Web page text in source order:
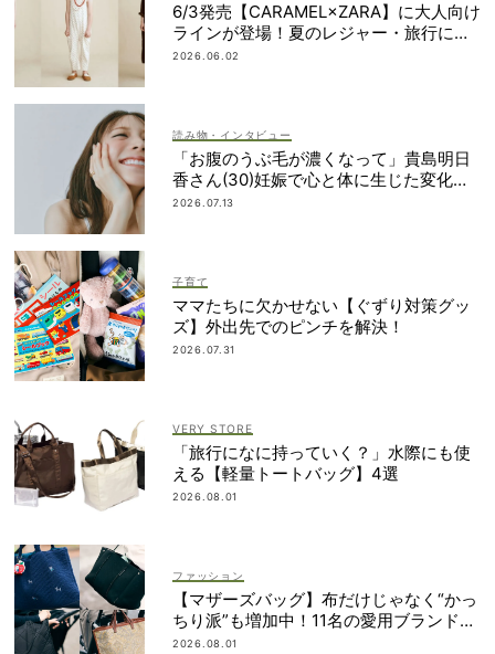
6/3発売【CARAMEL×ZARA】に大人向け
ラインが登場！夏のレジャー・旅行にも
おすすめ
2026.06.02
読み物・インタビュー
「お腹のうぶ毛が濃くなって」貴島明日
香さん(30)妊娠で心と体に生じた変化も
「愛しいです」
2026.07.13
子育て
ママたちに欠かせない【ぐずり対策グッ
ズ】外出先でのピンチを解決！
2026.07.31
VERY STORE
「旅行になに持っていく？」水際にも使
える【軽量トートバッグ】4選
2026.08.01
ファッション
【マザーズバッグ】布だけじゃなく“かっ
ちり派”も増加中！11名の愛用ブランド
は？
2026.08.01